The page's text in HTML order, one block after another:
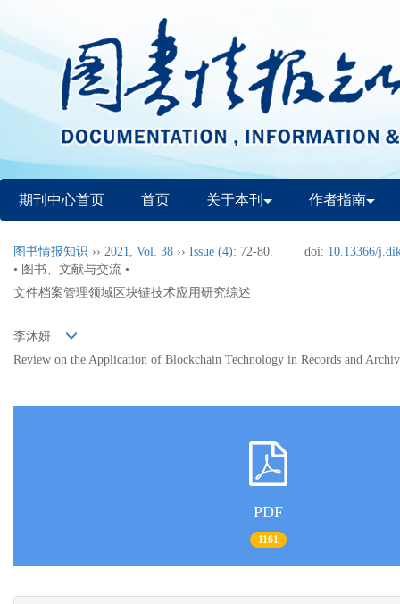
期刊中心首页 首页 关于本刊 作者指南
图书情报知识 ›› 2021, Vol. 38 ›› Issue (4): 72-80. doi: 10.13366/
• 图书、文献与交流 •
文件档案管理领域区块链技术应用研究综述
李沐妍
Review on the Application of Blockchain Technology in Records and
PDF
1161